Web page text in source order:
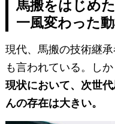
馬搬をはじめた
一風変わった
現代、馬搬の技術継
も言われている。し
現状において、次世
んの存在は大きい。